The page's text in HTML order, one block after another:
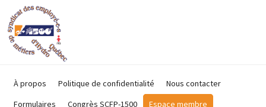
Passer
au
contenu
À propos Politique de confidentialité
Nous contacter
Formulaires
Congrès SCFP-1500 Espace membre